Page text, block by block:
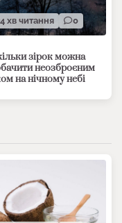
4 хв читання 0
зірок можна
неозброєним
на нічному небі